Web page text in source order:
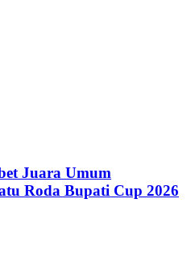
Juara Umum
Roda Bupati Cup 2026